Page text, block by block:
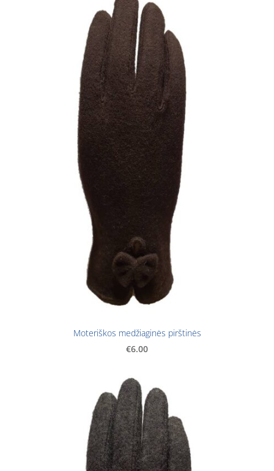
Moteriškos medžiaginės pirštinės
€6.00